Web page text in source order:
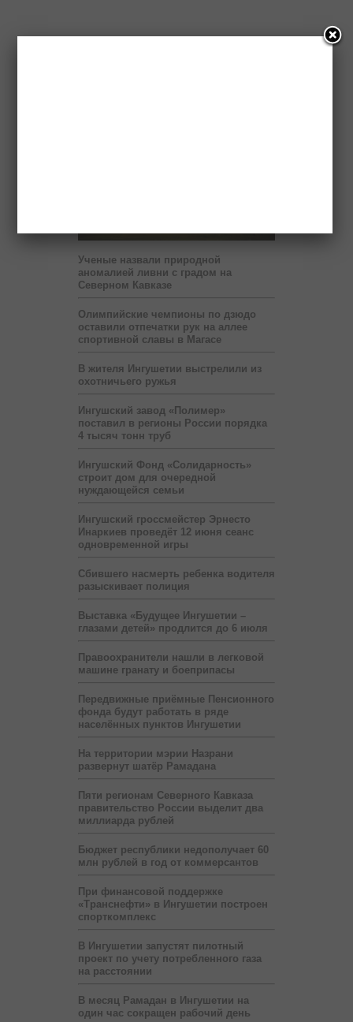
Ученые назвали природной
аномалией ливни с градом на
Северном Кавказе
Олимпийские чемпионы по дзюдо
оставили отпечатки рук на аллее
спортивной славы в Магасе
В жителя Ингушетии выстрелили из
охотничьего ружья
Ингушский завод «Полимер»
поставил в регионы России порядка
4 тысяч тонн труб
Ингушский Фонд «Солидарность»
строит дом для очередной
нуждающейся семьи
Ингушский гроссмейстер Эрнесто
Инаркиев проведёт 12 июня сеанс
одновременной игры
Сбившего насмерть ребенка водителя
разыскивает полиция
Выставка «Будущее Ингушетии –
глазами детей» продлится до 6 июля
Правоохранители нашли в легковой
машине гранату и боеприпасы
Передвижные приёмные Пенсионного
фонда будут работать в ряде
населённых пунктов Ингушетии
На территории мэрии Назрани
развернут шатёр Рамадана
Пяти регионам Северного Кавказа
правительство России выделит два
миллиарда рублей
Бюджет республики недополучает 60
млн рублей в год от коммерсантов
При финансовой поддержке
«Транснефти» в Ингушетии построен
спорткомплекс
В Ингушетии запустят пилотный
проект по учету потребленного газа
на расстоянии
В месяц Рамадан в Ингушетии на
один час сокращен рабочий день